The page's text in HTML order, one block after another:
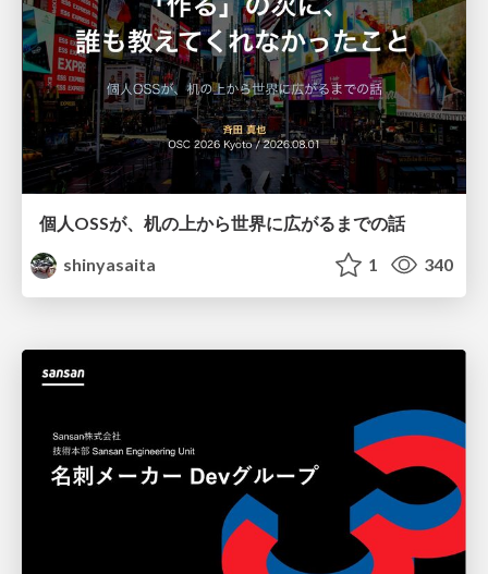
個人OSSが、机の上から世界に広がるまでの話
shinyasaita
1 340